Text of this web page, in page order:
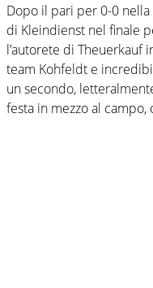
Dopo il pari per 0-0 nella
di Kleindienst nel finale
l’autorete di Theuerkauf
team Kohfeldt e
un secondo,
festa in mezzo al campo,